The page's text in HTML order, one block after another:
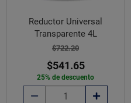
Reductor Universal
Transparente 4L
$722.20
$541.65
25% de descuento